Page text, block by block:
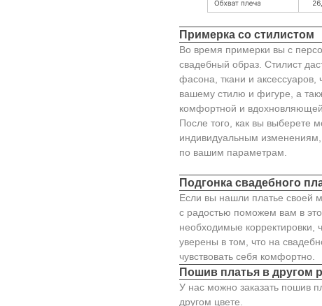
Примерка со стилистом
Во время примерки вы с
свадебный образ. Стилист
фасона, ткани и
вашему стилю и фигуре, а
комфортной и
После того, как вы выберете
индивидуальным
по вашим параметрам.
Подгонка свадебного
Если вы нашли платье своей
с радостью поможем вам в
необходимые корректировки,
уверены в том, что на
чувствовать себя комфортно.
Пошив платья в другом
У нас можно заказать пошив
другом цвете.